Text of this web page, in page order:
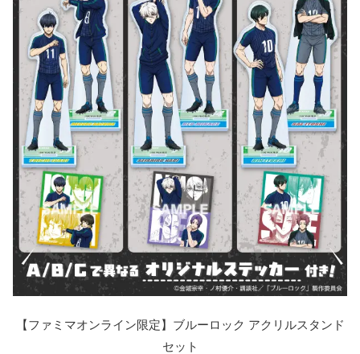
【ファミマオンライン限定】ブルーロック アクリルスタンド
セット